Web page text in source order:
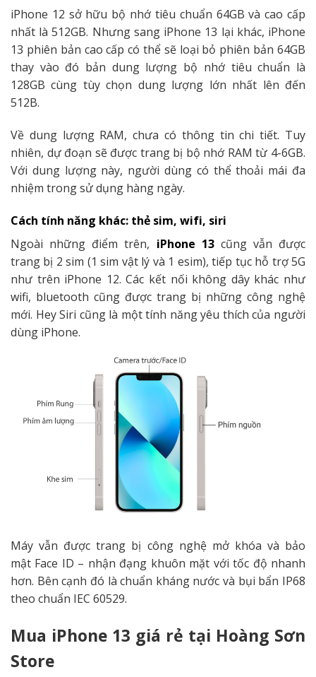
iPhone 12 sở hữu bộ nhớ tiêu chuẩn 64GB và cao cấp
nhất là 512GB. Nhưng sang iPhone 13 lại khác, iPhone
13 phiên bản cao cấp có thể sẽ loại bỏ phiên bản 64GB
thay vào đó bản dung lượng bộ nhớ tiêu chuẩn là
128GB cùng tùy chọn dung lượng lớn nhất lên đến
512B.
Về dung lượng RAM, chưa có thông tin chi tiết. Tuy
nhiên, dự đoạn sẽ được trang bị bộ nhớ RAM từ 4-6GB.
Với dung lượng này, người dùng có thể thoải mái đa
nhiệm trong sử dụng hàng ngày.
Cách tính năng khác: thẻ sim, wifi, siri
Ngoài những điểm trên, iPhone 13cũng vẫn được
trang bị 2 sim (1 sim vật lý và 1 esim), tiếp tục hỗ trợ 5G
như trên iPhone 12. Các kết nối không dây khác như
wifi, bluetooth cũng được trang bị những công nghệ
mới. Hey Siri cũng là một tính năng yêu thích của người
dùng iPhone.
Máy vẫn được trang bị công nghệ mở khóa và bảo
mật Face ID – nhận đạng khuôn mặt với tốc độ nhanh
hơn. Bên cạnh đó là chuẩn kháng nước và bụi bẩn IP68
theo chuẩn IEC 60529.
Mua iPhone 13 giá rẻ tại Hoàng Sơn
Store